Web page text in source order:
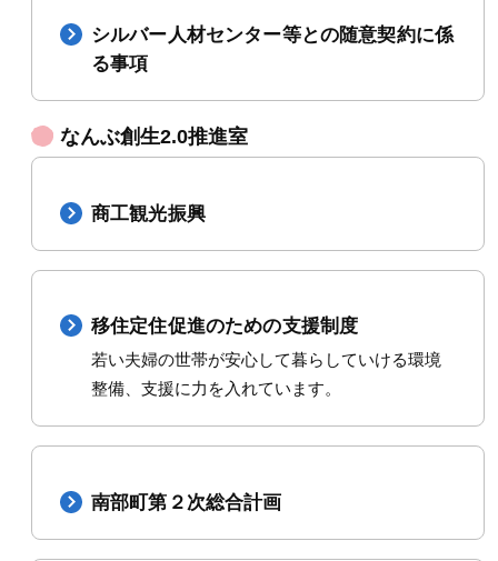
シルバー人材センター等との随意契約に係
る事項
なんぶ創生2.0推進室
商工観光振興
移住定住促進のための支援制度
若い夫婦の世帯が安心して暮らしていける環境
整備、支援に力を入れています。
南部町第２次総合計画